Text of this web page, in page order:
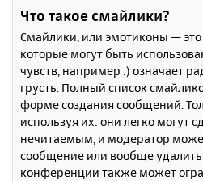
Что такое смайлики?
Смайлики, или эмотиконы —
которые могут быть
чувств, например :) означает
грусть. Полный список
форме создания сообщений.
используя их: они легко могут
нечитаемым, и модератор
сообщение или вообще
конференции также может